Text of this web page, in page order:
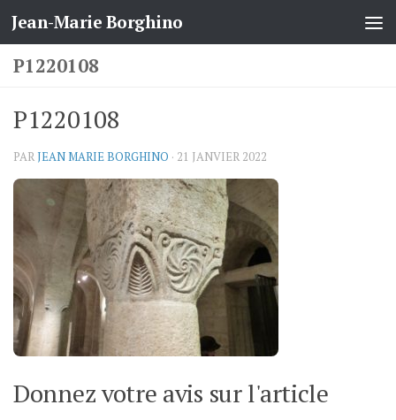
Skip to content
Jean-Marie Borghino
P1220108
P1220108
PARJEAN MARIE BORGHINO · 21 JANVIER 2022
Donnez votre avis sur l'article